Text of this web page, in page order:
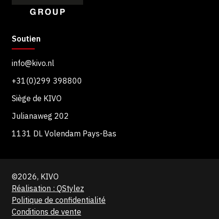
Soutien
info@kivo.nl
+31(0)299 398800
Siège de KIVO
Julianaweg 202
1131 DL Volendam Pays-Bas
©2026, KIVO
Réalisation : QStylez
Politique de confidentialité
Conditions de vente